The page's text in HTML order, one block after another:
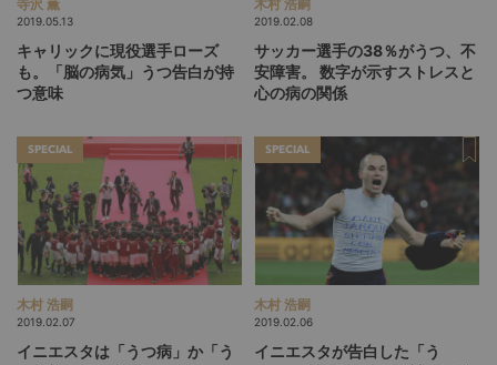
寺沢 薫
2019.05.13
キャリックに現役選手ローズ
も。
「脳の病気」うつ告白が持
つ意味
木村 浩嗣
2019.02.08
サッカー選手の38％がうつ、不
安障害。
数字が示すストレスと
心の病の関係
SPECIAL
木村 浩嗣
2019.02.07
イニエスタは「うつ病」か「う
SPECIAL
木村 浩嗣
2019.02.06
イニエスタが告白した「う